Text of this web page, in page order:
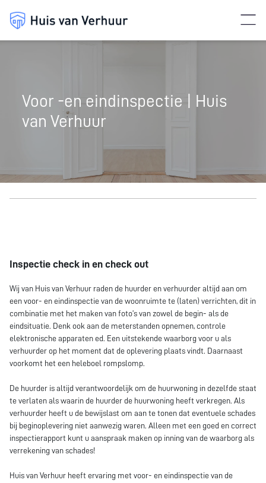
Voor -en eindinspectie | Huis
van Verhuur
Inspectie check in en check out
Wij van Huis van Verhuur raden de huurder en verhuurder altijd aan om
een voor- en eindinspectie van de woonruimte te (laten) verrichten, dit in
combinatie met het maken van foto’s van zowel de begin- als de
eindsituatie. Denk ook aan de meterstanden opnemen, controle
elektronische apparaten ed. Een uitstekende waarborg voor u als
verhuurder op het moment dat de oplevering plaats vindt. Daarnaast
voorkomt het een heleboel rompslomp.
De huurder is altijd verantwoordelijk om de huurwoning in dezelfde staat
te verlaten als waarin de huurder de huurwoning heeft verkregen. Als
verhuurder heeft u de bewijslast om aan te tonen dat eventuele schades
bij beginoplevering niet aanwezig waren. Alleen met een goed en correct
inspectierapport kunt u aanspraak maken op inning van de waarborg als
verrekening van schades!
Huis van Verhuur heeft ervaring met voor- en eindinspectie van de